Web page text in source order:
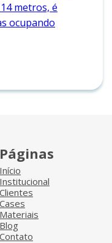
metros, é
ocupando
Páginas
Início
Institucional
Clientes
Cases
Materiais
Blog
Contato